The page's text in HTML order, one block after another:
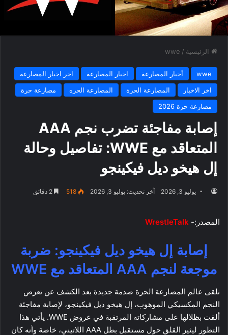
الرئيسية /
wwe
wwe أخبار المصارعة اخبار المصارعة
اخر اخبار المصارعة
اخر الاخبار
المصارعة الحرة المصارعة الحره
مصارعة حرة
مصارعة حرة 2026
إصابة مفاجئة تضرب نجم AAA
المتعاقد مع WWE: تفاصيل وحالة
إل هيخو ديل فيكينجو
يوليو 3, 2026 آخر تحديث: يوليو 3, 2026 518
المصدر:- WrestleTalk
إصابة إل هيخو ديل فيكينجو: ضربة
موجعة لنجم AAA المتعاقد مع WWE
تلقى عالم المصارعة الحرة صدمة جديدة بعد الكشف عن تعرض
النجم المكسيكي الموهوب، إل هيخو ديل فيكينجو، لإصابة مفاجئة
ألقت بظلالها على مشاركاته المرتقبة في عروض WWE. يأتي هذا
التطور ليثير القلق حول مستقبل بطل AAA اللاتيني، خاصة وأنه كان